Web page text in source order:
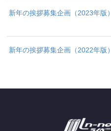
新年の挨拶募集企画（2023年版）
新年の挨拶募集企画（2022年版）